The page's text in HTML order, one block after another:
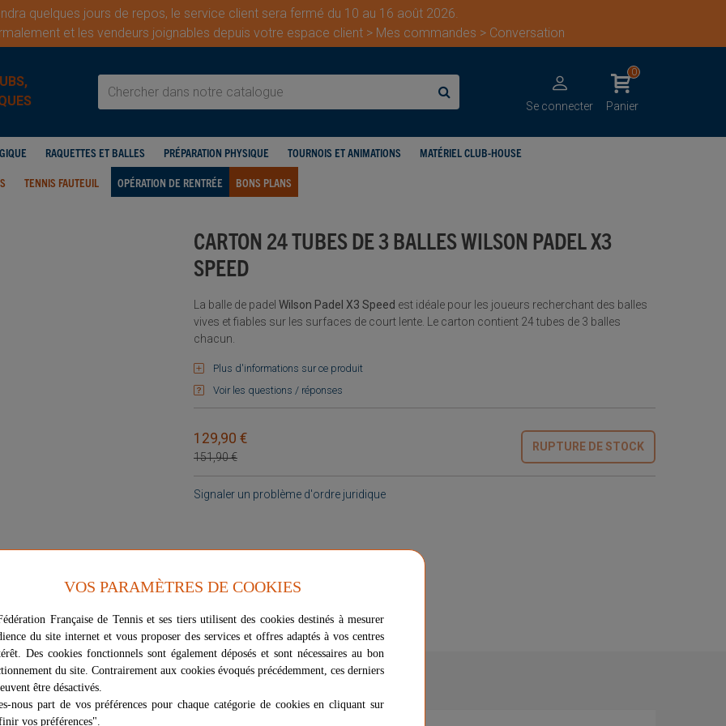
quelques jours de repos, le service client sera fermé du 10 au 16 août 2026.
et les vendeurs joignables depuis votre espace client > Mes commandes > Conversation
Se connecter
0
Panier
RAQUETTES ET BALLES PRÉPARATION PHYSIQUE TOURNOIS ET ANIMATIONS MATÉRIEL CLUB-HOUSE
TENNIS FAUTEUIL OPÉRATION DE RENTRÉE BONS PLANS
CARTON 24 TUBES DE 3 BALLES WILSON PADEL X3
SPEED
La balle de padel Wilson Padel X3 Speed est idéale pour les joueurs recherchant des balles
vives et fiables sur les surfaces de court lente. Le carton contient 24 tubes de 3 balles
chacun.
Plus d'informations sur ce produit
Voir les questions / réponses
129,90 €
151,90 €
RUPTURE DE STOCK
Signaler un problème d'ordre juridique
ET RÉPONSES
VOS PARAMÈTRES DE COOKIES
Française de Tennis et ses tiers utilisent des cookies destinés à mesurer
du site internet et vous proposer des services et offres adaptés à vos centres
Des cookies fonctionnels sont également déposés et sont nécessaires au bon
du site. Contrairement aux cookies évoqués précédemment, ces derniers
être désactivés.
nous part de vos préférences pour chaque catégorie de cookies en cliquant sur
vos préférences".